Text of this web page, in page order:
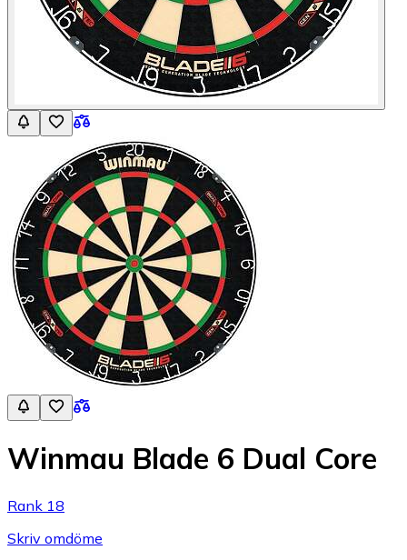
Winmau Blade 6 Dual Core
Rank 18
Skriv omdöme